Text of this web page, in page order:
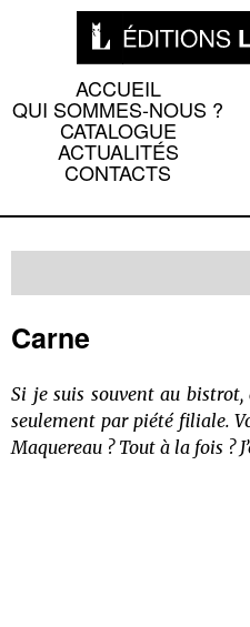
ACCUEIL
QUI SOMMES-NOUS ?
CATALOGUE
ACTUALITÉS
CONTACTS
Carne
Si je suis souvent au bistrot,
seulement par piété filiale.
Maquereau ? Tout à la fois ?